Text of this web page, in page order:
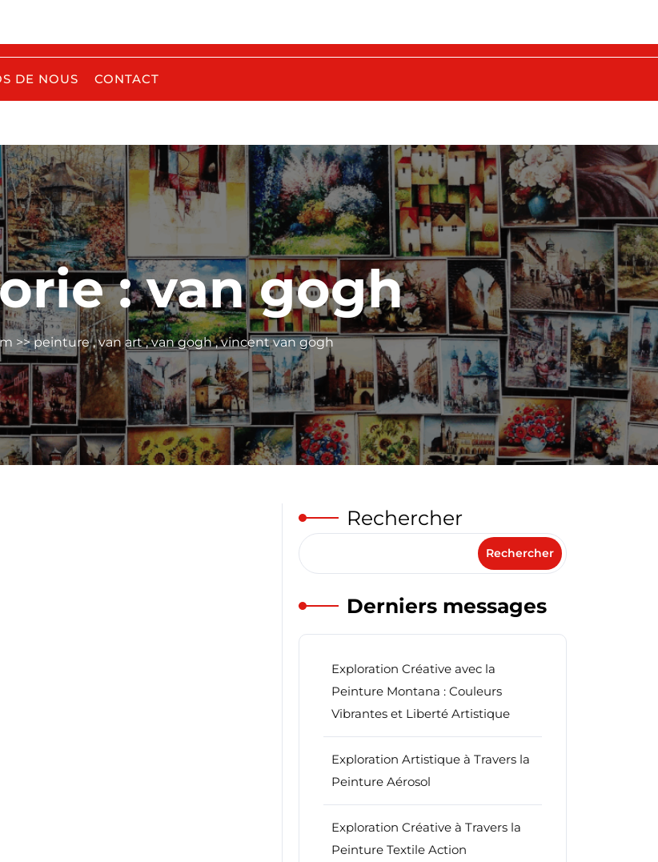
DE NOUS CONTACT
:van gogh
>>peinture,van art,van gogh,vincent van gogh
Rechercher
Rechercher
Derniers messages
Exploration Créative avec la
Peinture Montana : Couleurs
Vibrantes et Liberté Artistique
Exploration Artistique à Travers la
Peinture Aérosol
Exploration Créative à Travers la
Peinture Textile Action